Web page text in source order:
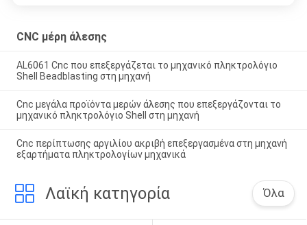
CNC μέρη άλεσης
AL6061 Cnc που επεξεργάζεται το μηχανικό πληκτρολόγιο
Shell Beadblasting στη μηχανή
Cnc μεγάλα προϊόντα μερών άλεσης που επεξεργάζονται το
μηχανικό πληκτρολόγιο Shell στη μηχανή
Cnc περίπτωσης αργιλίου ακριβή επεξεργασμένα στη μηχανή
εξαρτήματα πληκτρολογίων μηχανικά
Λαϊκή κατηγορία Όλα